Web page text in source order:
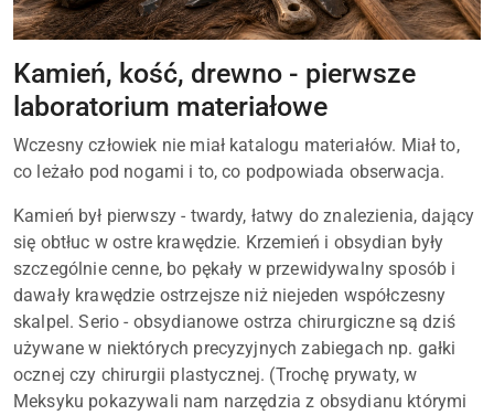
Kamień, kość, drewno - pierwsze
laboratorium materiałowe
Wczesny człowiek nie miał katalogu materiałów. Miał to,
co leżało pod nogami i to, co podpowiada obserwacja.
Kamień był pierwszy - twardy, łatwy do znalezienia, dający
się obtłuc w ostre krawędzie. Krzemień i obsydian były
szczególnie cenne, bo pękały w przewidywalny sposób i
dawały krawędzie ostrzejsze niż niejeden współczesny
skalpel. Serio - obsydianowe ostrza chirurgiczne są dziś
używane w niektórych precyzyjnych zabiegach np. gałki
ocznej czy chirurgii plastycznej. (Trochę prywaty, w
Meksyku pokazywali nam narzędzia z obsydianu którymi